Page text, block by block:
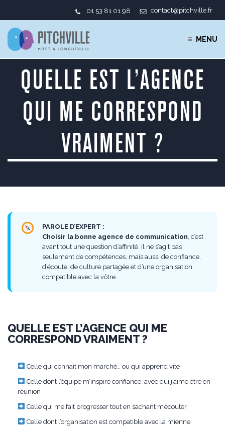
01 53 81 01 98 contact@pitchville.fr
MENU
QUELLE EST L’AGENCE
QUI ME CORRESPOND
VRAIMENT ?
PAROLE D’EXPERT :
Choisir la bonne agence de communication, c’est
avant tout une question d’affinité. Il ne s’agit pas
seulement de compétences, mais aussi de confiance,
d’écoute, de culture partagée et d’une organisation
compatible avec la vôtre.
QUELLE EST L’AGENCE QUI ME
CORRESPOND VRAIMENT ?
Celle qui connaît mon marché… ou qui apprend vite
Celle dont l’équipe m’inspire confiance, avec qui j’aime être en
réunion
Celle qui me fait progresser tout en sachant m’écouter
Celle dont l’organisation est compatible avec la mienne